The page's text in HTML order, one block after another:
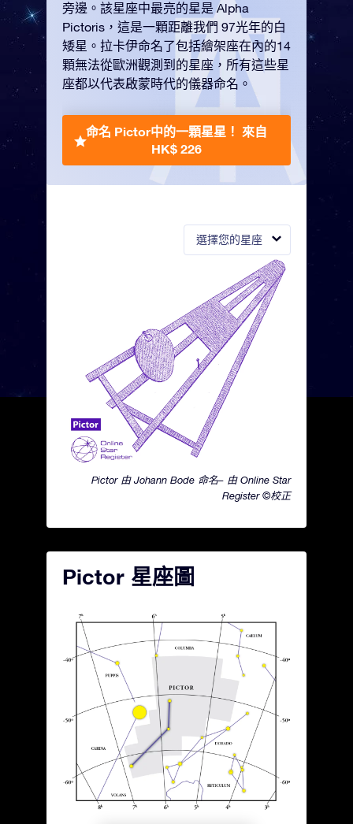
選擇您的星座
Pictor 由 Johann Bode 命名– 由 Online Star
Register ©校正
旁邊。該星座中最亮的星是 Alpha
Pictoris，這是一顆距離我們 97光年的白
矮星。拉卡伊命名了包括繪架座在內的14
顆無法從歐洲觀測到的星座，所有這些星
座都以代表啟蒙時代的儀器命名。
命名 Pictor中的一顆星星！ 來自
HK$ 226
Pictor 星座圖